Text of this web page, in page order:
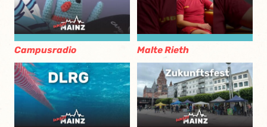
Campusradio Malte Rieth